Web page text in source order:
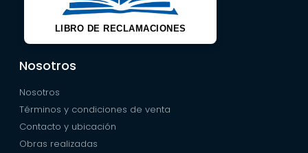
LIBRO DE RECLAMACIONES
Nosotros
Nosotros
Términos y condiciones de venta
Contacto y ubicación
Obras realizadas